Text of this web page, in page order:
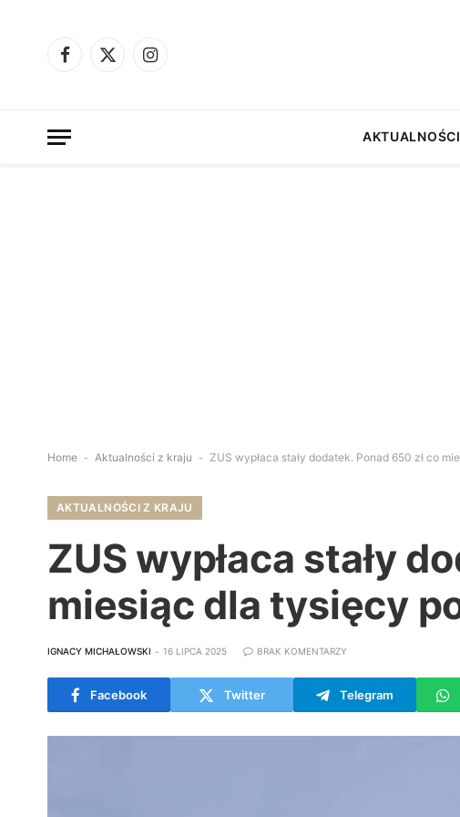
Facebook
X
Instagram
Home - Aktualności z kraju - ZUS wypłaca stały dodatek. Ponad 650 zł co
AKTUALNOŚCI Z KRAJU
ZUS wypłaca stały
miesiąc dla tysięcy
IGNACY MICHAŁOWSKI 16 LIPCA 2025 BRAK KOMENTARZY
Facebook Twitter Telegram